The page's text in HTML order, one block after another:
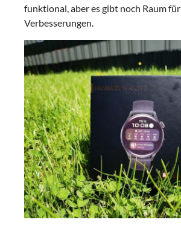
funktional, aber es gibt noch Raum für
Verbesserungen.